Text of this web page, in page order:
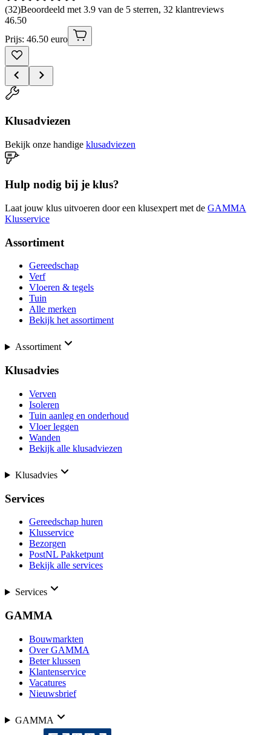
(32)Beoordeeld met 3.9 van de 5 sterren, 32 klantreviews
46.50
Prijs: 46.50 euro
Klusadviezen
Bekijk onze handige klusadviezen
Hulp nodig bij je klus?
Laat jouw klus uitvoeren door een klusexpert met de GAMMA
Klusservice
Assortiment
Gereedschap
Verf
Vloeren & tegels
Tuin
Alle merken
Bekijk het assortiment
Assortiment
Klusadvies
Verven
Isoleren
Tuin aanleg en onderhoud
Vloer leggen
Wanden
Bekijk alle klusadviezen
Klusadvies
Services
Gereedschap huren
Klusservice
Bezorgen
PostNL Pakketpunt
Bekijk alle services
Services
GAMMA
Bouwmarkten
Over GAMMA
Beter klussen
Klantenservice
Vacatures
Nieuwsbrief
GAMMA